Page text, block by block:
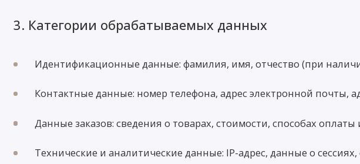
3. Категории обрабатываемых данных
Идентификационные данные: фамилия, имя, отчество (при
Контактные данные: номер телефона, адрес электронной почты,
Данные заказов: сведения о товарах, стоимости, способах
Технические и аналитические данные: IP-адрес, данные о